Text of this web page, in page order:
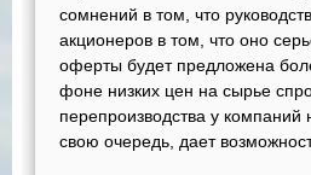
сомнений в том, что
акционеров в том, что оно
оферты будет предложена
фоне низких цен на сырье
перепроизводства у компаний
свою очередь, дает